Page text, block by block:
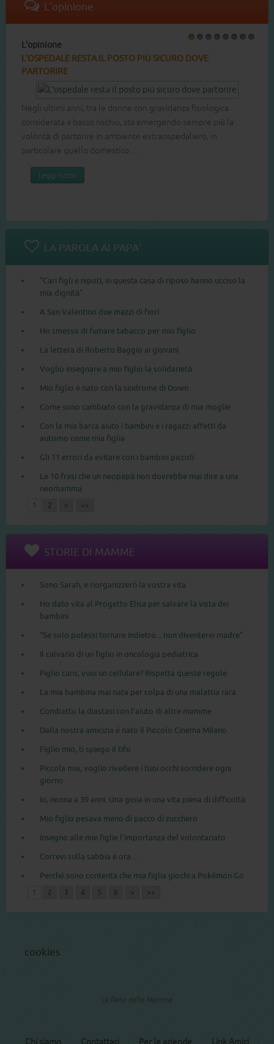
L'opinione
L'opinione
L'OSPEDALE RESTA IL POSTO PIÙ SICURO DOVE
PARTORIRE
Negli ultimi anni, tra le donne con gravidanza fisiologica
considerata a basso rischio, sta emergendo sempre più la
volontà di partorire in ambiente extraospedaliero, in
particolare quello domestico. ...
Leggi tutto
LA PAROLA AI PAPA'
"Cari figli e nipoti, in questa casa di riposo hanno ucciso la
mia dignità"
A San Valentino due mazzi di fiori
Ho smesso di fumare tabacco per mio figlio
La lettera di Roberto Baggio ai giovani
Voglio insegnare a mio figlio la solidarietà
Mio figlio è nato con la sindrome di Down
Come sono cambiato con la gravidanza di mia moglie
Con la mia barca aiuto i bambini e i ragazzi affetti da
autismo come mia figlia
Gli 11 errori da evitare con i bambini piccoli
Le 10 frasi che un neopapà non dovrebbe mai dire a una
neomamma
1 2 > >>
STORIE DI MAMME
Sono Sarah, e riorganizzerò la vostra vita
Ho dato vita al Progetto Elisa per salvare la vista dei
bambini
“Se solo potessi tornare indietro... non diventerei madre”
Il calvario di un figlio in oncologia pediatrica
Figlio caro, vuoi un cellulare? Rispetta queste regole
La mia bambina mai nata per colpa di una malattia rara
Combatto la diastasi con l’aiuto di altre mamme
Dalla nostra amicizia è nato il Piccolo Cinema Milano
Figlio mio, ti spiego il tifo
Piccola mia, voglio rivedere i tuoi occhi sorridere ogni
giorno
Io, nonna a 39 anni. Una gioia in una vita piena di difficoltà
Mio figlio pesava meno di pacco di zucchero
Insegno alle mie figlie l’importanza del volontariato
Correvi sulla sabbia e ora…
Perché sono contenta che mia figlia giochi a Pokémon Go
1 2 3 4 5 6 > >>
cookies
La Rete delle Mamme
Chi siamo Contattaci Per le aziende Link Amici